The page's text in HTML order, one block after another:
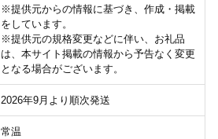
※提供元からの情報に基づき、作成・掲載
をしています。
※提供元の規格変更などに伴い、お礼品
は、本サイト掲載の情報から予告なく変更
となる場合がございます。
2026年9月より順次発送
常温